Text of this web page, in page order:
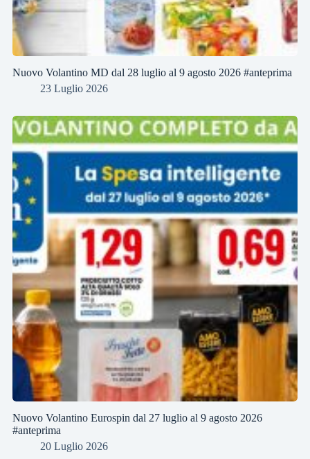
Nuovo Volantino MD dal 28 luglio al 9 agosto 2026 #anteprima
23 Luglio 2026
Nuovo Volantino Eurospin dal 27 luglio al 9 agosto 2026
#anteprima
20 Luglio 2026